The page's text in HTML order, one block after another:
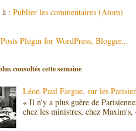
: Publier les commentaires (Atom)
consultés cette semaine
Léon-Paul Fargue, sur les
« Il n'y a plus guère de
chez les ministres, chez Maxim's,